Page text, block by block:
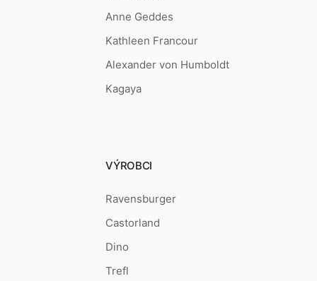
Anne Geddes
Kathleen Francour
Alexander von Humboldt
Kagaya
VÝROBCI
Ravensburger
Castorland
Dino
Trefl